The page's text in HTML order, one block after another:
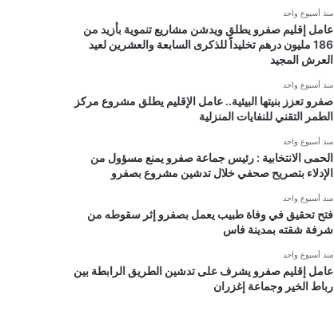
منذ أسبوع واحد
عامل إقليم صفرو يطلق ويدشن مشاريع تنموية بأزيد من
186 مليون درهم تخليداً للذكرى السابعة والعشرين لعيد
العرش المجيد
منذ أسبوع واحد
صفرو تعزز بنيتها البيئية.. عامل الإقليم يطلق مشروع مركز
الطمر التقني للنفايات المنزلية
منذ أسبوع واحد
الحمى الانتخابية : رئيس جماعة صفرو يمنع مسؤول من
الإدلاء بتصريح صحفي خلال تدشين مشروع بصفرو
منذ أسبوع واحد
فتح تحقيق في وفاة طبيب يعمل بصفرو إثر سقوطه من
شرفة شقته بمدينة فاس
منذ أسبوع واحد
عامل إقليم صفرو يشرف على تدشين الطريق الرابطة بين
رباط الخير وجماعة إغزران